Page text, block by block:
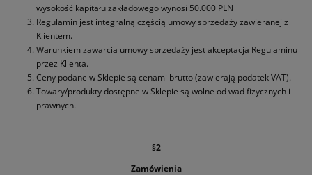
wysokość kapitału zakładowego wynosi 50.000 PLN
Regulamin jest integralną częścią umowy sprzedaży zawieranej z
Klientem.
Warunkiem zawarcia umowy sprzedaży jest akceptacja Regulaminu
przez Klienta.
Ceny podane w Sklepie są cenami brutto (zawierają podatek VAT).
Towary/produkty dostępne w Sklepie są wolne od wad fizycznych i
prawnych.
§2
Zamówienia